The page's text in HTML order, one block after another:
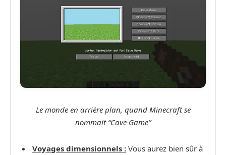
Le monde en arrière plan, quand Minecraft se
nommait “Cave Game”
Voyages dimensionnels : Vous aurez bien sûr à